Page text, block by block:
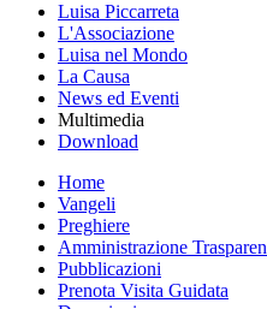
Luisa Piccarreta
L'Associazione
Luisa nel Mondo
La Causa
News ed Eventi
Multimedia
Download
Home
Vangeli
Preghiere
Amministrazione
Pubblicazioni
Prenota Visita Guidata